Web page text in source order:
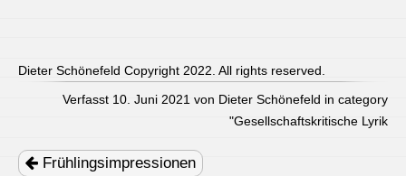
Dieter Schönefeld Copyright 2022. All rights reserved.
Verfasst 10. Juni 2021 von Dieter Schönefeld in category
"Gesellschaftskritische Lyrik
navigation
Frühlingsimpressionen